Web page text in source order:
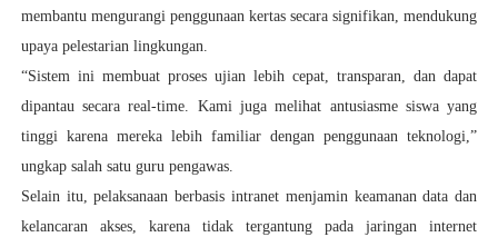
membantu mengurangi penggunaan kertas secara signifikan, mendukung
upaya pelestarian lingkungan.
“Sistem ini membuat proses ujian lebih cepat, transparan, dan dapat
dipantau secara real-time. Kami juga melihat antusiasme siswa yang
tinggi karena mereka lebih familiar dengan penggunaan teknologi,”
ungkap salah satu guru pengawas.
Selain itu, pelaksanaan berbasis intranet menjamin keamanan data dan
kelancaran akses, karena tidak tergantung pada jaringan internet